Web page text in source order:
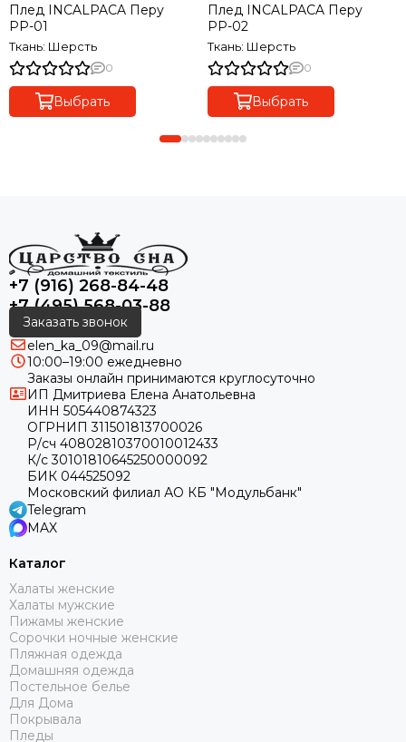
Плед INCALPACA Перу
РР-01
Ткань: Шерсть
0
Выбрать
Плед INCALPACA Перу
РР-02
Ткань: Шерсть
0
Выбрать
+7 (916) 268-84-48
+7 (495) 568-03-88
Заказать звонок
elen_ka_09@mail.ru
10:00–19:00 ежедневно
Заказы онлайн принимаются круглосуточно
ИП Дмитриева Елена Анатольевна
ИНН 505440874323
ОГРНИП 311501813700026
Р/сч 40802810370010012433
К/с 30101810645250000092
БИК 044525092
Московский филиал АО КБ "Модульбанк"
Telegram
MAX
Каталог
Халаты женские
Халаты мужские
Пижамы женские
Сорочки ночные женские
Пляжная одежда
Домашняя одежда
Постельное белье
Для Дома
Покрывала
Пледы